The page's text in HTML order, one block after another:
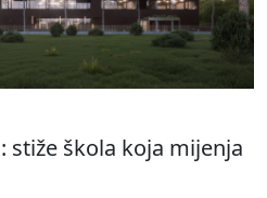
stiže škola koja mijenja